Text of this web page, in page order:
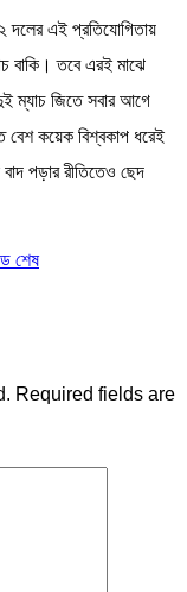
দলের এই প্রতিযোগিতায়
বাকি। তবে এরই মাঝে
ম্যাচ জিতে সবার আগে
বেশ কয়েক বিশ্বকাপ ধরেই
বাদ পড়ার রীতিতেও ছেদ
শেষ
Required fields are